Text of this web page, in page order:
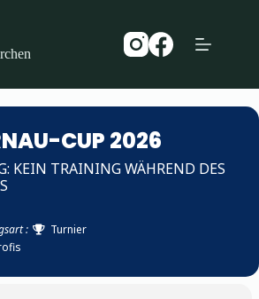
CUP 2026
KEIN TRAINING WÄHREND DES
:
Turnier